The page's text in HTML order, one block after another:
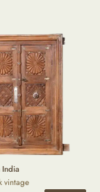
India
vintage